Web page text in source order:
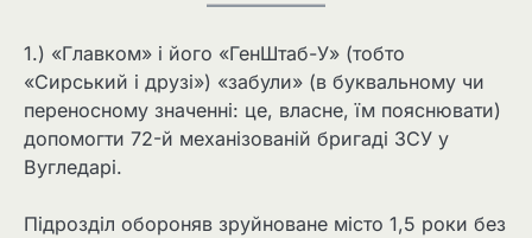
1.) «Главком» і його «ГенШтаб-У» (тобто
«Сирський і друзі») «забули» (в буквальному чи
переносному значенні: це, власне, їм пояснювати)
допомогти 72-й механізованій бригаді ЗСУ у
Вугледарі.
Підрозділ обороняв зруйноване місто 1,5 роки без